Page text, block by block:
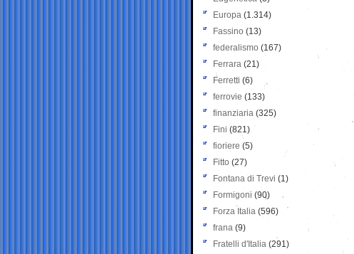
Europa (1.314)
Fassino (13)
federalismo (167)
Ferrara (21)
Ferretti (6)
ferrovie (133)
finanziaria (325)
Fini (821)
fioriere (5)
Fitto (27)
Fontana di Trevi (1)
Formigoni (90)
Forza Italia (596)
frana (9)
Fratelli d'Italia (291)